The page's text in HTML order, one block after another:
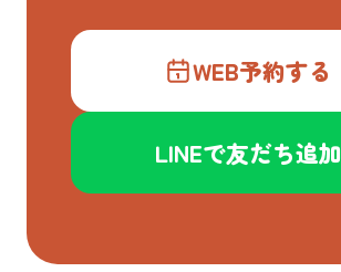
WEB予約する
LINEで友だち追加